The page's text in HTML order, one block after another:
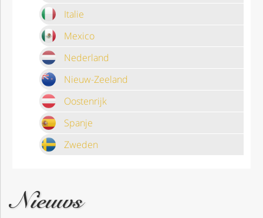
Italie
Mexico
Nederland
Nieuw-Zeeland
Oostenrijk
Spanje
Zweden
Nieuws